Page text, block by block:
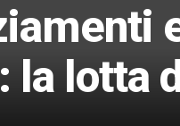
la lotta